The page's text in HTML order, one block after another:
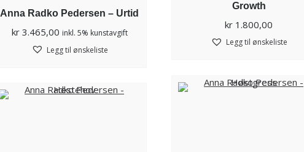
Growth
kr 1.800,00
Legg til ønskeliste
Anna Radko Pedersen – Urtid
kr3.465,00 inkl. 5% kunstavgift
Legg til ønskeliste